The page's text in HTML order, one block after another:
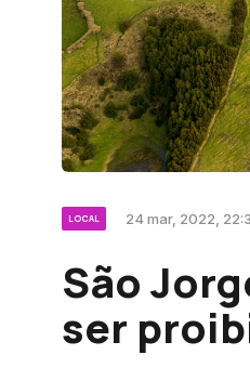
LOCAL 24 mar, 2022,
São
ser